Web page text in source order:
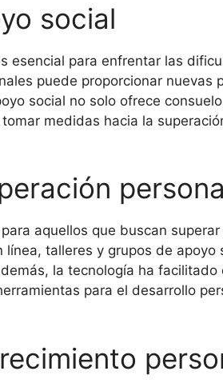
social
esencial para enfrentar las
puede proporcionar nuevas
social no solo ofrece
medidas hacia la
aquellos que buscan
talleres y grupos de apoyo
la tecnología ha facilitado
para el desarrollo